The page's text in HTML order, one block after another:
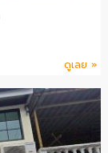
ดูเลย »